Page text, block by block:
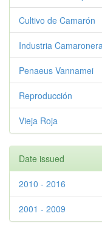
Cultivo de Camarón
Industria
Penaeus Vannamei
Reproducción
Vieja Roja
Date issued
2010 - 2016
2001 - 2009